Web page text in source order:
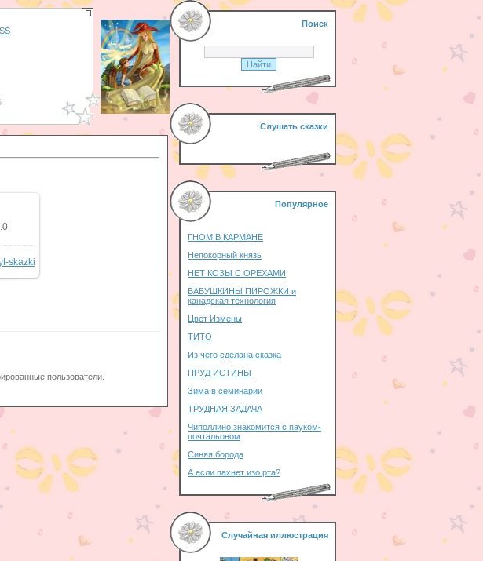
skazki
пользователи.
Поиск
Слушать сказки
Популярное
ГНОМ В КАРМАНЕ
Непокорный князь
НЕТ КОЗЫ С ОРЕХАМИ
БАБУШКИНЫ ПИРОЖКИ и
канадская технология
Цвет Измены
ТИТО
Из чего сделана сказка
ПРУД ИСТИНЫ
Зима в семинарии
ТРУДНАЯ ЗАДАЧА
Чиполлино знакомится с пауком-
почтальоном
Синяя борода
А если пахнет изо рта?
Случайная иллюстрация